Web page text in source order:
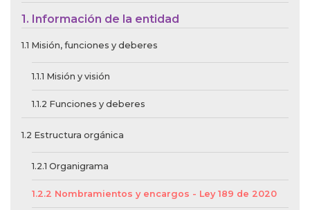
Menú de Contexto de Ley de
1. Información de la entidad
1.1 Misión, funciones y deberes
1.1.1 Misión y visión
1.1.2 Funciones y deberes
1.2 Estructura orgánica
1.2.1 Organigrama
1.2.2 Nombramientos y encargos - Ley 189 de 2020